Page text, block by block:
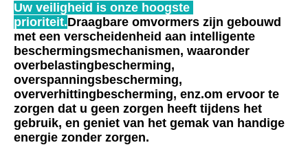
Uw veiligheid is onze hoogste
prioriteit.Draagbare omvormers zijn gebouwd
met een verscheidenheid aan intelligente
beschermingsmechanismen, waaronder
overbelastingbescherming,
overspanningsbescherming,
oververhittingbescherming, enz.om ervoor te
zorgen dat u geen zorgen heeft tijdens het
gebruik, en geniet van het gemak van handige
energie zonder zorgen.